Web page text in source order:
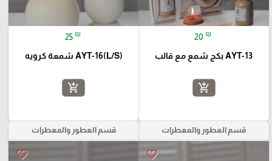
20 ₪
AYT-13 بكج شمع مع قالب
add_shopping_cart
25 ₪
AYT-16(L/S) شمعة كرويه
add_shopping_cart
قسم العطور والمعطرات
favorite_border
قسم العطور والمعطرات
favorite_border